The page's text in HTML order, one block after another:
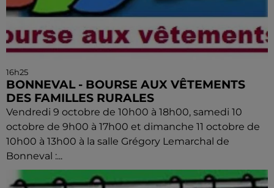
16h25
BONNEVAL - BOURSE AUX VÊTEMENTS
DES FAMILLES RURALES
Vendredi 9 octobre de 10h00 à 18h00, samedi 10
octobre de 9h00 à 17h00 et dimanche 11 octobre de
10h00 à 13h00 à la salle Grégory Lemarchal de
Bonneval :...